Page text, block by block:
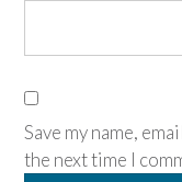
Save my name,
the next time I